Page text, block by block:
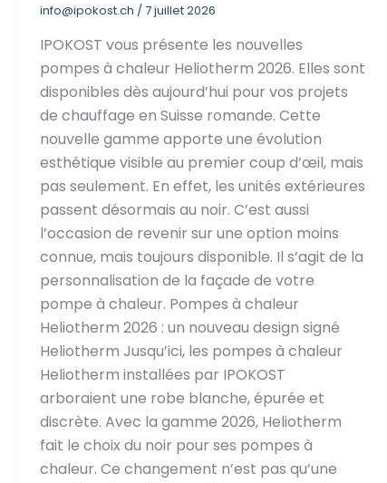
info@ipokost.ch / 7 juillet 2026
IPOKOST vous présente les nouvelles
pompes à chaleur Heliotherm 2026. Elles sont
disponibles dès aujourd’hui pour vos projets
de chauffage en Suisse romande. Cette
nouvelle gamme apporte une évolution
esthétique visible au premier coup d’œil, mais
pas seulement. En effet, les unités extérieures
passent désormais au noir. C’est aussi
l’occasion de revenir sur une option moins
connue, mais toujours disponible. Il s’agit de la
personnalisation de la façade de votre
pompe à chaleur. Pompes à chaleur
Heliotherm 2026 : un nouveau design signé
Heliotherm Jusqu’ici, les pompes à chaleur
Heliotherm installées par IPOKOST
arboraient une robe blanche, épurée et
discrète. Avec la gamme 2026, Heliotherm
fait le choix du noir pour ses pompes à
chaleur. Ce changement n’est pas qu’une